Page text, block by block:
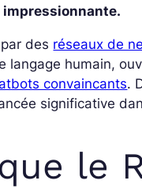
impressionnante.
des réseaux de
langage humain,
convaincants.
significative
le